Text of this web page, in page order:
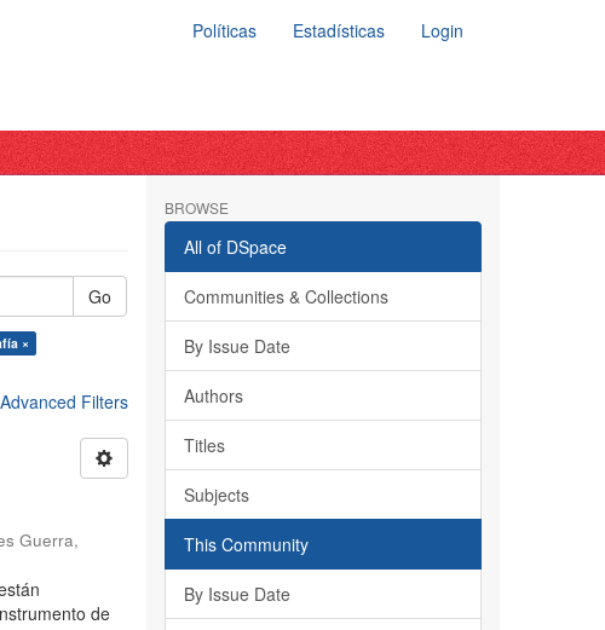
Políticas Estadísticas Login
Go
×
Filters
Guerra,
de
BROWSE
All of DSpace
Communities & Collections
By Issue Date
Authors
Titles
Subjects
This Community
By Issue Date